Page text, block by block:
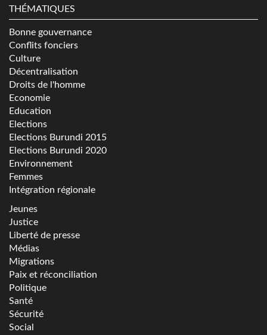
THÉMATIQUES
Bonne gouvernance
Conflits fonciers
Culture
Décentralisation
Droits de l'homme
Economie
Education
Elections
Elections Burundi 2015
Elections Burundi 2020
Environnement
Femmes
Intégration régionale
Jeunes
Justice
Liberté de presse
Médias
Migrations
Paix et réconciliation
Politique
Santé
Sécurité
Social